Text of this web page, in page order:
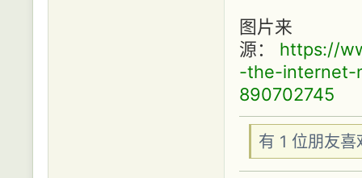
图片来
源： https://
-the-internet-
890702745
有 1 位朋友